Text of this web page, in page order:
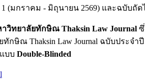
1 (มกราคม - มิถุนายน 2569) และฉบับ
วิทยาลัยทักษิณ Thaksin Law Journal
ษิณ Thaksin Law Journal ฉบับประจ
บบ Double-Blinded